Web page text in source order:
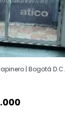
| Bogotá D.C.